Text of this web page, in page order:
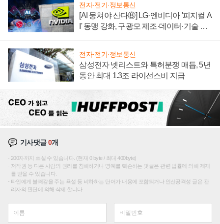
전자·전기·정보통신
[AI 뭉쳐야 산다⑧] LG·엔비디아 '피지컬 A
I' 동맹 강화, 구광모 제조·데이터·기술 결
전자·전기·정보통신
삼성전자 넷리스트와 특허분쟁 매듭, 5년
동안 최대 1.3조 라이선스비 지급
기사댓글0개
200자까지 쓰실 수 있습니다. (현재 0 byte / 최대 400byte)
저작권 등 다른 사람의 권리를 침해하거나 명예를 훼손하는 댓글은 관련 법률에 의해 제재
를 받을 수 있습니다.
타인에게 불쾌감을 주는 욕설 등 비하하는 단어가 내용에 포함되거나 인신공격성 글은 관
리자의 판단에 의해 삭제 합니다.